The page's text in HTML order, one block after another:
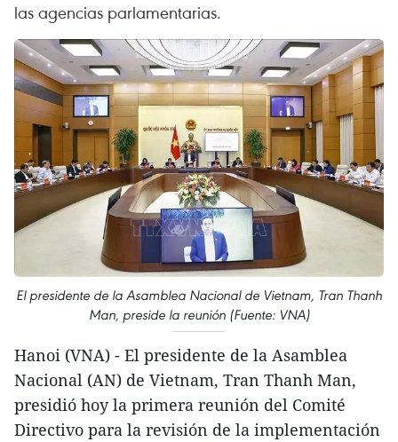
las agencias parlamentarias.
El presidente de la Asamblea Nacional de Vietnam, Tran Thanh
Man, preside la reunión (Fuente: VNA)
Hanoi (VNA) - El presidente de la Asamblea
Nacional (AN) de Vietnam, Tran Thanh Man,
presidió hoy la primera reunión del Comité
Directivo para la revisión de la implementación